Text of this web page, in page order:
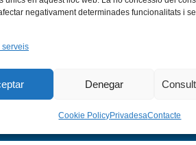
negativament determinades funcionalitats i
serveis
Denegar
Cookie PolicyPrivadesaContacte
Flickr